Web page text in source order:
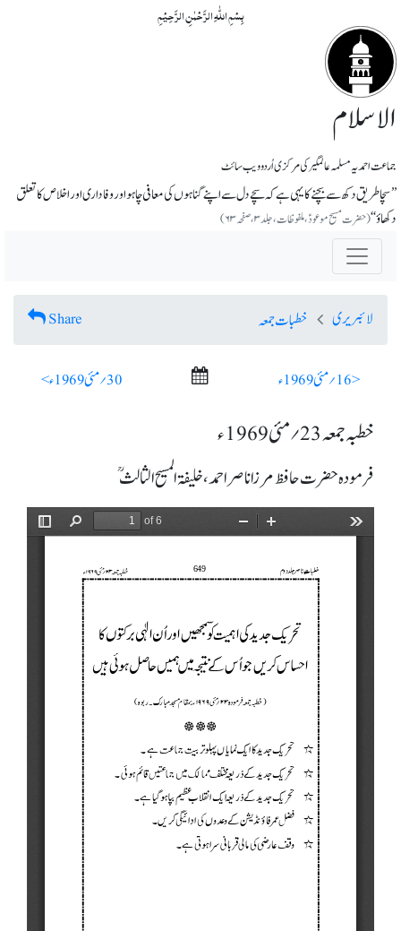
بِسۡمِ اللّٰہِ الرَّحۡمٰنِ الرَّحِیۡمِ
الاسلام
جماعت احمدیہ مسلمہ عالمگیر کی مرکزی اُردو ویب سائٹ
’’سچا طریق دکھ سے بچنے کا یہی ہے کہ سچے دل سے اپنے گناہوں کی معافی چاہو اور وفاداری اور اخلاص کا تعلق
دکھاؤ‘‘(حضرت مسیح موعودؑ،ملفوظات ، جلد ۳، صفحہ ۶۳)
لائبریری خطبات جمعہ Share
< 16؍ مئی 1969ء 30؍ مئی 1969ء >
خطبہ جمعہ 23؍ مئی 1969ء
فرمودہ حضرت حافظ مرزا ناصر احمد، خلیفۃ المسیح الثالثؒ